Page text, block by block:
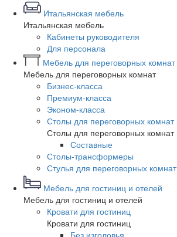
Итальянская мебель
Итальянская мебель
Кабинеты руководителя
Для персонала
Мебель для переговорных комнат
Мебель для переговорных комнат
Бизнес-класса
Премиум-класса
Эконом-класса
Столы для переговорных комнат
Столы для переговорных комнат
Составные
Столы-трансформеры
Стулья для переговорных комнат
Мебель для гостиниц и отелей
Мебель для гостиниц и отелей
Кровати для гостиниц
Кровати для гостиниц